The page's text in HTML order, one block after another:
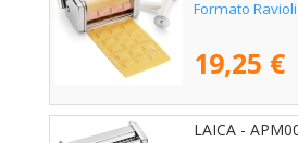
Formato Ravioli
19,25 €
LAICA -